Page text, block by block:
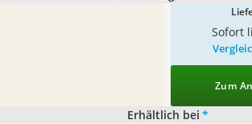
Sofort
Zum
Erhältlich bei *